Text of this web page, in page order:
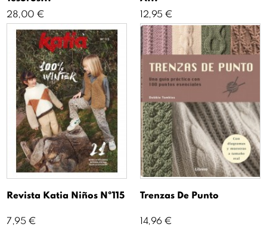
Precio
28,00 € Precio
12,95 €
Revista Katia Niños Nº115
Precio
7,95 €
Trenzas De Punto
Precio
14,96 €